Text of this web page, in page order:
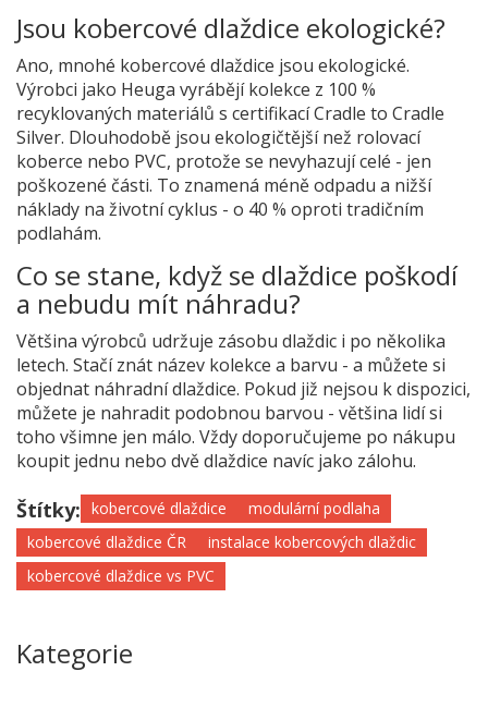
Jsou kobercové dlaždice ekologické?
Ano, mnohé kobercové dlaždice jsou ekologické.
Výrobci jako Heuga vyrábějí kolekce z 100 %
recyklovaných materiálů s certifikací Cradle to Cradle
Silver. Dlouhodobě jsou ekologičtější než rolovací
koberce nebo PVC, protože se nevyhazují celé - jen
poškozené části. To znamená méně odpadu a nižší
náklady na životní cyklus - o 40 % oproti tradičním
podlahám.
Co se stane, když se dlaždice poškodí
a nebudu mít náhradu?
Většina výrobců udržuje zásobu dlaždic i po několika
letech. Stačí znát název kolekce a barvu - a můžete si
objednat náhradní dlaždice. Pokud již nejsou k dispozici,
můžete je nahradit podobnou barvou - většina lidí si
toho všimne jen málo. Vždy doporučujeme po nákupu
koupit jednu nebo dvě dlaždice navíc jako zálohu.
Štítky: kobercové dlaždice
modulární podlaha
kobercové dlaždice ČR
instalace kobercových dlaždic
kobercové dlaždice vs PVC
Kategorie